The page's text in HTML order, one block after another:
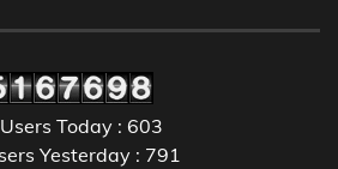
Users Today : 603
Yesterday : 791